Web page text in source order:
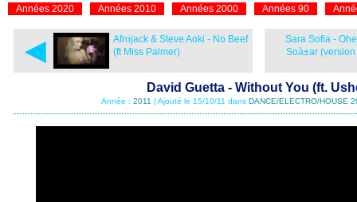
Années 2020
Années 2010 Années 2000 Années 90
◄
Afrojack & Steve Aoki - No Beef
(ft Miss Palmer)
Sara Sofia -
Soà±ar
David Guetta - Without You (ft.
Année : 2011 | Ajouté le 15/10/11 dans DANCE/ELECTRO/HOUSE